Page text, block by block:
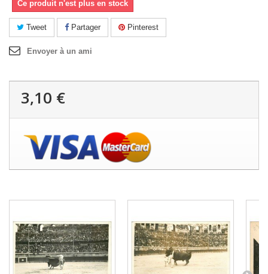
Ce produit n'est plus en stock
Tweet Partager Pinterest
Envoyer à un ami
3,10 €